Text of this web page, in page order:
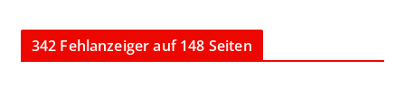
342 Fehlanzeiger auf 148 Seiten